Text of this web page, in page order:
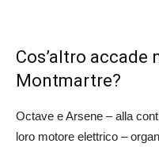
Cos’altro accade
Montmartre?
Octave e Arsene – alla
loro motore elettrico –